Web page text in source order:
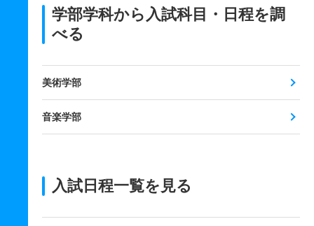
学部学科から入試科目・日程を調
べる
美術学部
音楽学部
入試日程一覧を見る